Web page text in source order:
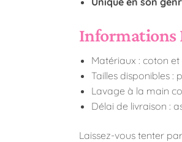
Informations
Matériaux : coton
Tailles disponibles :
Lavage à la main
Délai de livraison :
Laissez-vous tenter